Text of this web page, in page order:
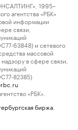
1995–
агентства «РБК»
информации
связи,
63848) и сетевого
массовой
в сфере связи,
82385)
«РБК».
биржа